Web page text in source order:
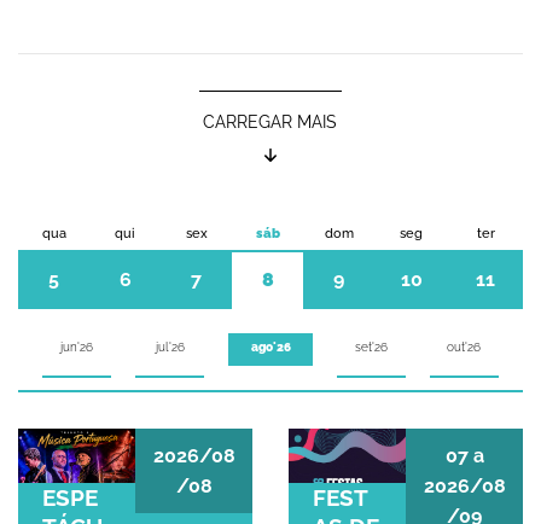
CARREGAR MAIS
qua qui sex sáb dom seg ter
5 6 7 8 9 10 11
jun'26 jul'26 ago'26 set'26 out'26
ESPETÁCULO DE MÚSICA PORTUGUESA
2026/08
/08
ESPE
FESTAS DE 07 a
2026/08
/09
FEST